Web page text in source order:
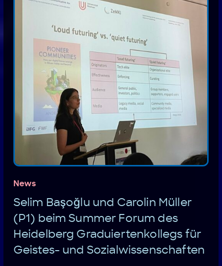
News
Selim Başoğlu und Carolin Müller
(P1) beim Summer Forum des
Heidelberg Graduiertenkollegs für
Geistes- und Sozialwissenschaften